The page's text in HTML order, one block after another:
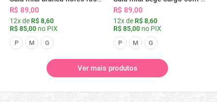
R$ 89,00
12x de R$ 8,60
R$ 85,00 no PIX
P M G
R$ 89,00
12x de R$ 8,60
R$ 85,00 no PIX
P M G
Ver mais produtos